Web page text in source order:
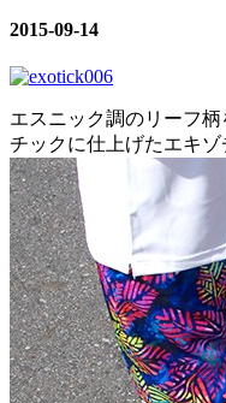
2015-09-14
エスニック調のリーフ
チックに仕上げたエキゾ